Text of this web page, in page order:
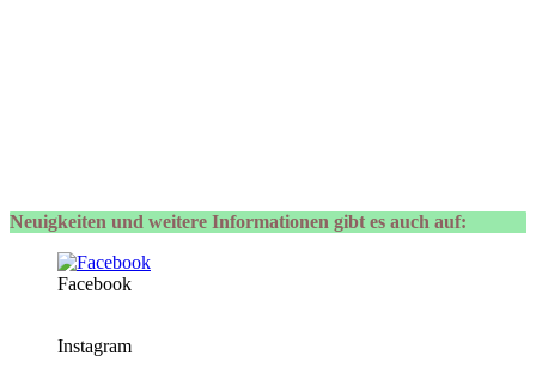
Neuigkeiten und weitere Informationen gibt es auch auf:
Facebook
Instagram